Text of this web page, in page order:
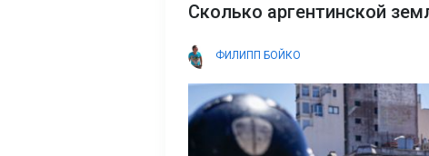
Сколько аргентинской
ФИЛИПП БОЙКО